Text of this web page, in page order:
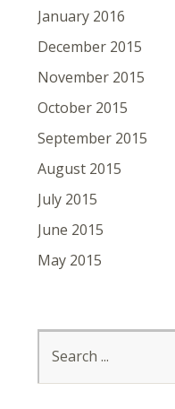
January 2016
December 2015
November 2015
October 2015
September 2015
August 2015
July 2015
June 2015
May 2015